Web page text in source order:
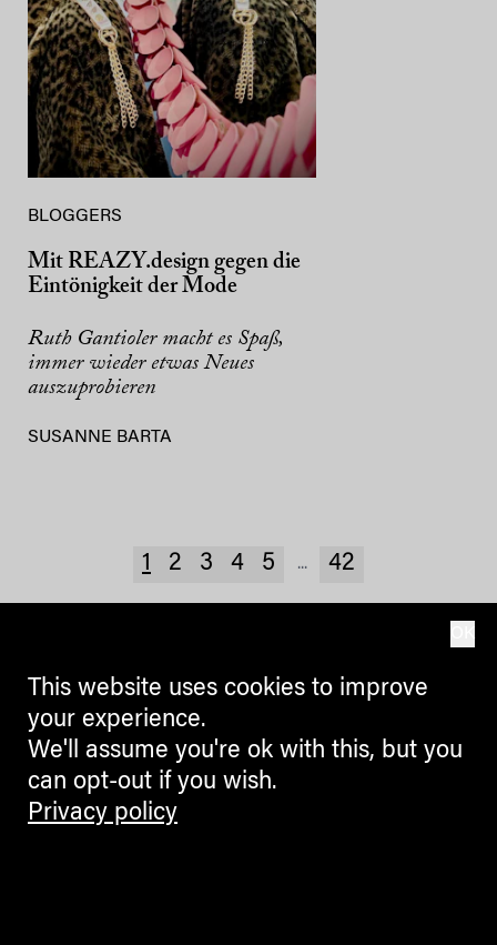
BLOGGERS
Mit REAZY.design gegen die
Eintönigkeit der Mode
Ruth Gantioler macht es Spaß,
immer wieder etwas Neues
auszuprobieren
SUSANNE BARTA
1 2 3 4 5 ... 42
This website uses cookies to improve
your experience.
We'll assume you're ok with this, but you
can opt-out if you wish.
Privacy policy